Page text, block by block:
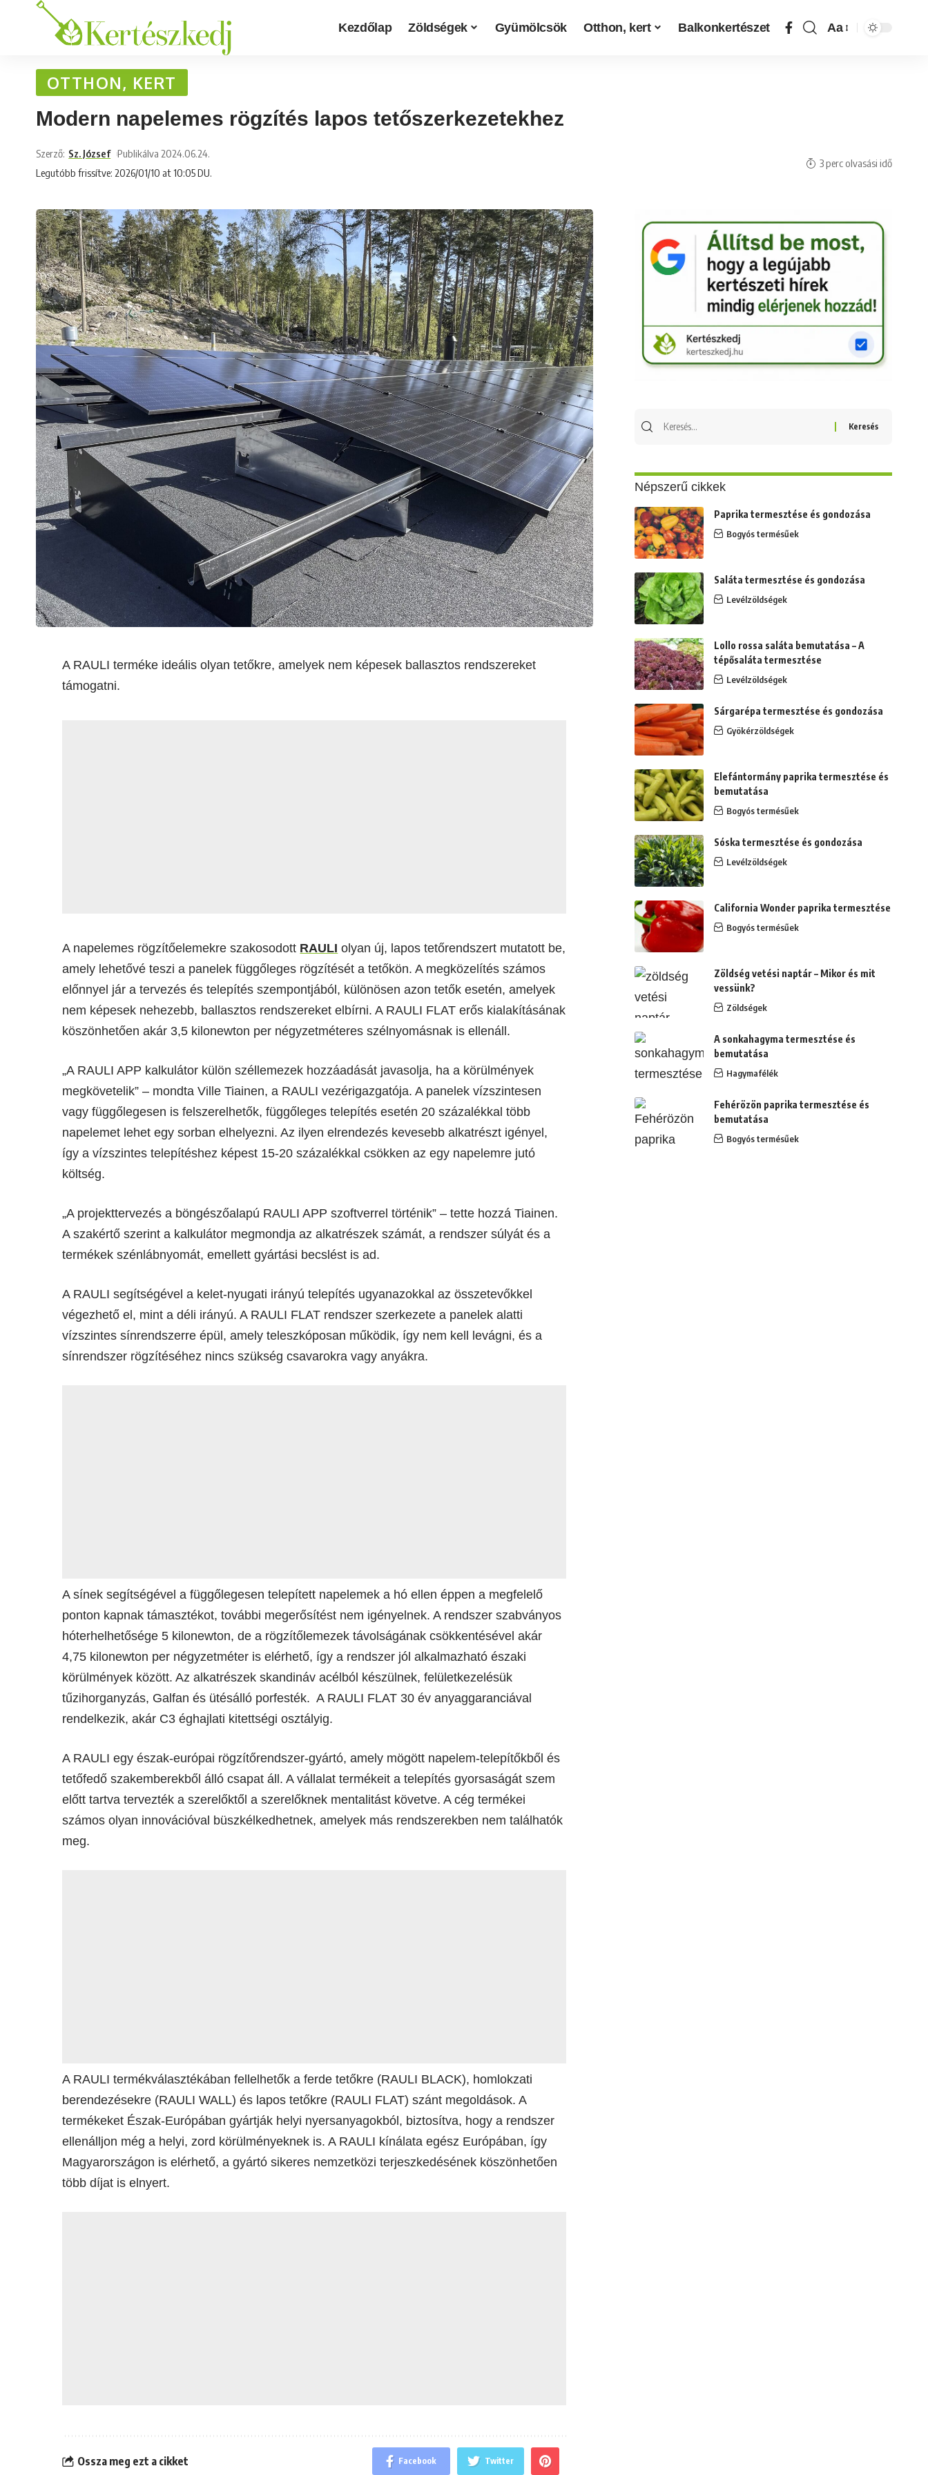
Kezdőlap Zöldségek Gyümölcsök Otthon, kert Balkonkertészet Aa
OTTHON, KERT
Modern napelemes rögzítés lapos tetőszerkezetekhez
Legutóbb frissítve: 2026/01/10 at 10:05 DU.
Szerző: Sz. József Publikálva 2024.06.24.
3 perc olvasási idő
A RAULI terméke ideális olyan tetőkre, amelyek nem képesek ballasztos rendszereket
támogatni.
A napelemes rögzítőelemekre szakosodott RAULI olyan új, lapos tetőrendszert mutatott be,
amely lehetővé teszi a panelek függőleges rögzítését a tetőkön. A megközelítés számos
előnnyel jár a tervezés és telepítés szempontjából, különösen azon tetők esetén, amelyek
nem képesek nehezebb, ballasztos rendszereket elbírni. A RAULI FLAT erős kialakításának
köszönhetően akár 3,5 kilonewton per négyzetméteres szélnyomásnak is ellenáll.
„A RAULI APP kalkulátor külön széllemezek hozzáadását javasolja, ha a körülmények
megkövetelik” – mondta Ville Tiainen, a RAULI vezérigazgatója. A panelek vízszintesen
vagy függőlegesen is felszerelhetők, függőleges telepítés esetén 20 százalékkal több
napelemet lehet egy sorban elhelyezni. Az ilyen elrendezés kevesebb alkatrészt igényel,
így a vízszintes telepítéshez képest 15-20 százalékkal csökken az egy napelemre jutó
költség.
„A projekttervezés a böngészőalapú RAULI APP szoftverrel történik” – tette hozzá Tiainen.
A szakértő szerint a kalkulátor megmondja az alkatrészek számát, a rendszer súlyát és a
termékek szénlábnyomát, emellett gyártási becslést is ad.
A RAULI segítségével a kelet-nyugati irányú telepítés ugyanazokkal az összetevőkkel
végezhető el, mint a déli irányú. A RAULI FLAT rendszer szerkezete a panelek alatti
vízszintes sínrendszerre épül, amely teleszkóposan működik, így nem kell levágni, és a
sínrendszer rögzítéséhez nincs szükség csavarokra vagy anyákra.
A sínek segítségével a függőlegesen telepített napelemek a hó ellen éppen a megfelelő
ponton kapnak támasztékot, további megerősítést nem igényelnek. A rendszer szabványos
hóterhelhetősége 5 kilonewton, de a rögzítőlemezek távolságának csökkentésével akár
4,75 kilonewton per négyzetméter is elérhető, így a rendszer jól alkalmazható északi
körülmények között. Az alkatrészek skandináv acélból készülnek, felületkezelésük
tűzihorganyzás, Galfan és ütésálló porfesték. A RAULI FLAT 30 év anyaggaranciával
rendelkezik, akár C3 éghajlati kitettségi osztályig.
A RAULI egy észak-európai rögzítőrendszer-gyártó, amely mögött napelem-telepítőkből és
tetőfedő szakemberekből álló csapat áll. A vállalat termékeit a telepítés gyorsaságát szem
előtt tartva tervezték a szerelőktől a szerelőknek mentalitást követve. A cég termékei
számos olyan innovációval büszkélkedhetnek, amelyek más rendszerekben nem találhatók
meg.
A RAULI termékválasztékában fellelhetők a ferde tetőkre (RAULI BLACK), homlokzati
berendezésekre (RAULI WALL) és lapos tetőkre (RAULI FLAT) szánt megoldások. A
termékeket Észak-Európában gyártják helyi nyersanyagokból, biztosítva, hogy a rendszer
ellenálljon még a helyi, zord körülményeknek is. A RAULI kínálata egész Európában, így
Magyarországon is elérhető, a gyártó sikeres nemzetközi terjeszkedésének köszönhetően
több díjat is elnyert.
Ossza meg ezt a cikket Facebook Twitter
Népszerű cikkek
Paprika termesztése és gondozása
Bogyós termésűek
Saláta termesztése és gondozása
Levélzöldségek
Lollo rossa saláta bemutatása – A
tépősaláta termesztése
Levélzöldségek
Sárgarépa termesztése és gondozása
Gyökérzöldségek
Elefántormány paprika termesztése és
bemutatása
Bogyós termésűek
Sóska termesztése és gondozása
Levélzöldségek
California Wonder paprika termesztése
Bogyós termésűek
Zöldség vetési naptár – Mikor és mit
vessünk?
Zöldségek
A sonkahagyma termesztése és
bemutatása
Hagymafélék
Fehérözön paprika termesztése és
bemutatása
Bogyós termésűek